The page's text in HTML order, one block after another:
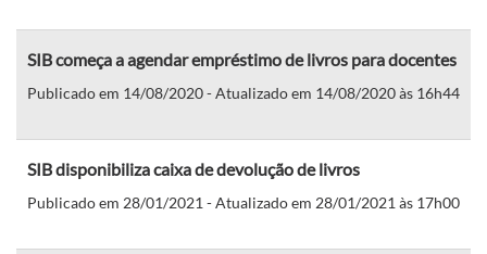
SIB começa a agendar empréstimo de livros para docentes
Publicado em 14/08/2020 - Atualizado em 14/08/2020 às 16h44
SIB disponibiliza caixa de devolução de livros
Publicado em 28/01/2021 - Atualizado em 28/01/2021 às 17h00